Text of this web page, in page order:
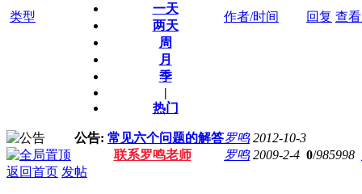
类型
一天
两天
周
月
季
|
热门
作者/时间 回复 查看
公告: 常见六个问题的解答罗鸣 2012-10-3
联系罗鸣老师
罗鸣 2009-2-4 0/985998
返回首页 发帖